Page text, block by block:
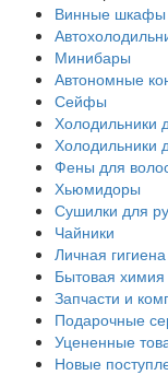
Винные шкафы
Минибары
Автономные
Сейфы
Холодильники
Холодильники
Фены для
Хьюмидоры
Сушилки для
Чайники
Личная гигиена
Бытовая химия
Запчасти и
Подарочные
Уцененные
Новые